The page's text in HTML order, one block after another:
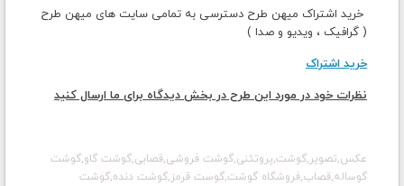
خرید اشتراک میهن طرح دسترسی به تمامی سایت های میهن طرح
( گرافیک ، ویدیو و صدا )
خرید اشتراک
نظرات خود در مورد این طرح در بخش دیدگاه برای ما ارسال کنید
عکس,تصویر,گوشت,پروتئنی,گوشت فروشی,قصابی,گوشت گاو,گوشت
گوساله,قصاب,فروشگاه گوشت,گوست قرمز,گوشت دنده,گوشت